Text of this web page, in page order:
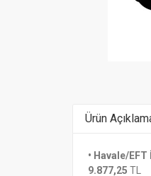
Ürün
Montaj ve
• Havale/
9.877,25 TL
Benzer